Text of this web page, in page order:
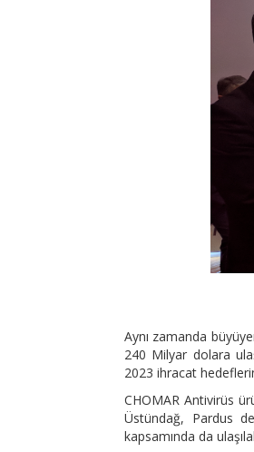
Aynı zamanda
240 Milyar dolara
2023 ihracat
CHOMAR Antivirüs
Üstündağ, Pardus
kapsamında da